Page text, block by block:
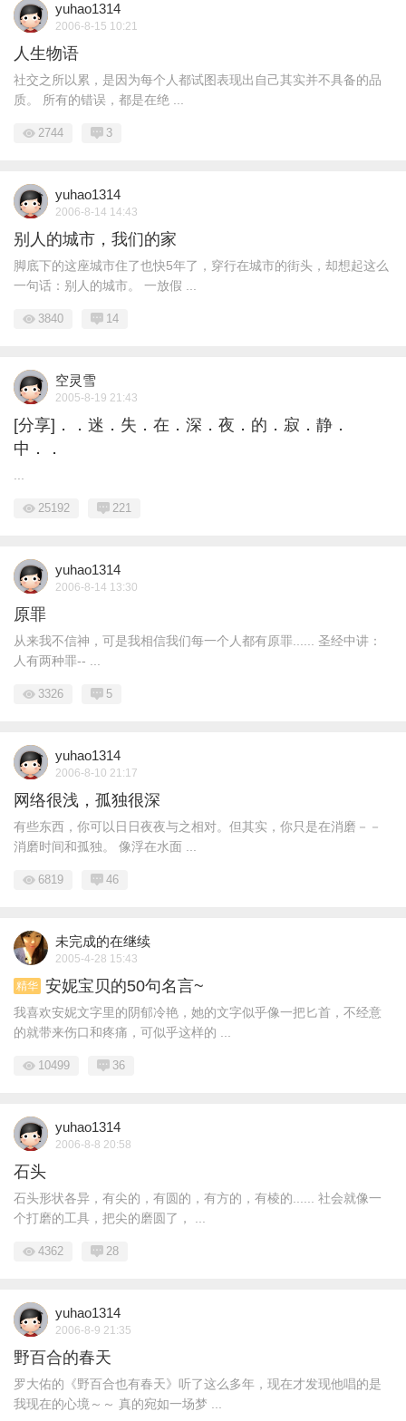
yuhao1314
2006-8-15 10:21
人生物语
社交之所以累，是因为每个人都试图表现出自己其实并不具备的品
质。 所有的错误，都是在绝 ...
2744 3
yuhao1314
2006-8-14 14:43
别人的城市，我们的家
脚底下的这座城市住了也快5年了，穿行在城市的街头，却想起这么
一句话：别人的城市。 一放假 ...
3840 14
空灵雪
2005-8-19 21:43
[分享]．．迷．失．在．深．夜．的．寂．静．
中．．
25192 221
yuhao1314
2006-8-14 13:30
原罪
从来我不信神，可是我相信我们每一个人都有原罪...... 圣经中讲：
人有两种罪-- ...
3326 5
yuhao1314
2006-8-10 21:17
网络很浅，孤独很深
有些东西，你可以日日夜夜与之相对。但其实，你只是在消磨－－
消磨时间和孤独。 像浮在水面 ...
6819 46
未完成的在继续
2005-4-28 15:43
精华 安妮宝贝的50句名言~
我喜欢安妮文字里的阴郁冷艳，她的文字似乎像一把匕首，不经意
的就带来伤口和疼痛，可似乎这样的 ...
10499 36
yuhao1314
2006-8-8 20:58
石头
石头形状各异，有尖的，有圆的，有方的，有棱的...... 社会就像一
个打磨的工具，把尖的磨圆了， ...
4362 28
yuhao1314
2006-8-9 21:35
野百合的春天
罗大佑的《野百合也有春天》听了这么多年，现在才发现他唱的是
我现在的心境～～ 真的宛如一场梦 ...